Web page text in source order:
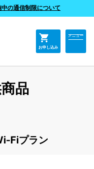
中の通信制限について
shopping_cart
お申し込み
メニュー
品
Fiプラン